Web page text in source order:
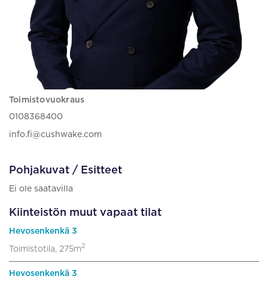
Toimistovuokraus
0108368400
info.fi@cushwake.com
Pohjakuvat / Esitteet
Ei ole saatavilla
Kiinteistön muut vapaat tilat
Hevosenkenkä 3
Toimistotila, 275m2
Hevosenkenkä 3